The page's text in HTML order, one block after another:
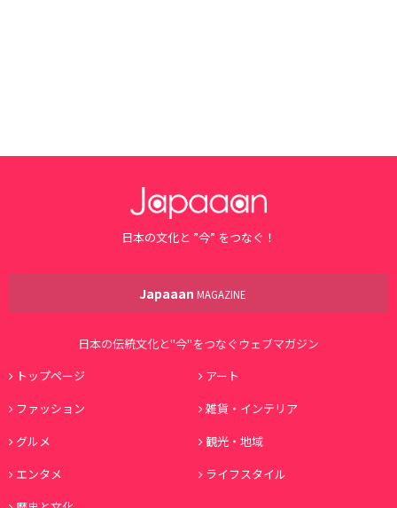
日本の文化と ”今” をつなぐ！
Japaaan MAGAZINE
日本の伝統文化と"今"をつなぐウェブマガジン
トップページ
アート
ファッション
雑貨・インテリア
グルメ
観光・地域
エンタメ
ライフスタイル